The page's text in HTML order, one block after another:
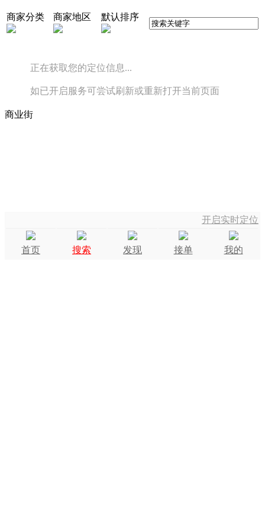
商家分类 商家地区 默认排序
正在获取您的定位信息...
如已开启服务可尝试刷新或重新打开当前页面
商业街
开启实时定位
首页 搜索 发现 接单 我的